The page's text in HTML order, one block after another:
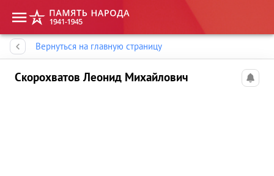
Вернуться на главную страницу
Скорохватов Леонид Михайлович
Память народа